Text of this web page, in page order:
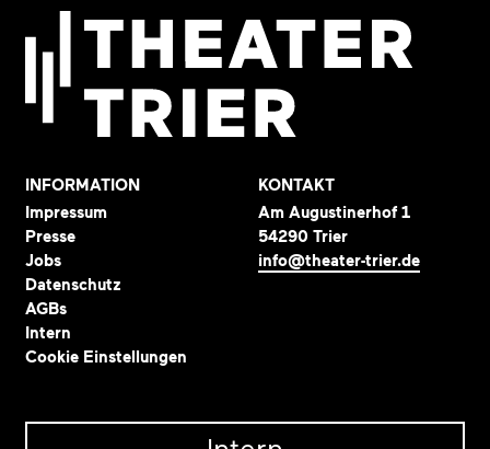
INFORMATION
Impressum
Presse
Jobs
Datenschutz
AGBs
Intern
Cookie Einstellungen
KONTAKT
Am Augustinerhof 1
54290 Trier
info@theater-trier.de